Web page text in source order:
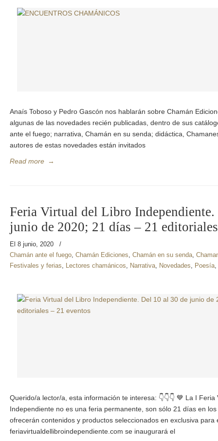
Anaís Toboso y Pedro Gascón nos hablarán sobre Chamán
algunas de las novedades recién publicadas, dentro de sus
ante el fuego; narrativa, Chamán en su senda; didáctica,
autores de estas novedades están invitados
Read more →
Feria Virtual del Libro
junio de 2020; 21 días – 21
El 8 junio, 2020
/
Chamán ante el fuego, Chamán Ediciones, Chamán en su senda,
Festivales y ferias, Lectores chamánicos, Narrativa, Novedades, Poesía,
Querido/a lector/a, esta información te interesa: 👇👇👇 💙 La I
Independiente no es una feria permanente, son sólo 21 días en
ofrecerán contenidos y productos seleccionados en exclusiva para
feriavirtualdellibroindependiente.com se inaugurará el